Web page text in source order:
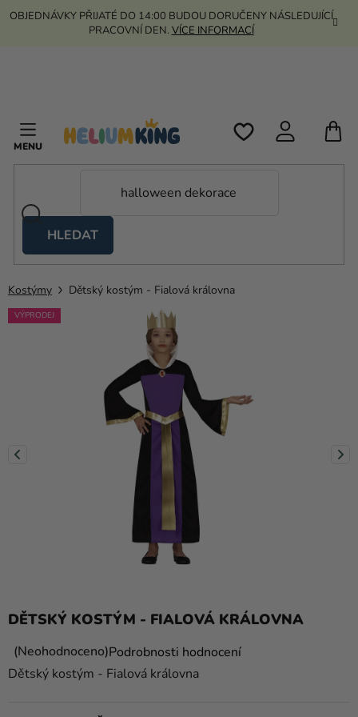
Přejít
OBJEDNÁVKY PŘIJATÉ DO 14:00 BUDOU DORUČENY NÁSLEDUJÍCÍ
PRACOVNÍ DEN. VÍCE INFORMACÍ
HLEDAT
stany
Kanekalon
a
merch
Kostýmy Dětský kostým - Fialová královna
DĚTSKÝ KOSTÝM - FIALOVÁ KRÁLOVNA
Průměrné
hodnocení
NeohodnocenoPodrobnosti hodnocení
Dětský kostým - Fialová královna
VÝPRODEJ